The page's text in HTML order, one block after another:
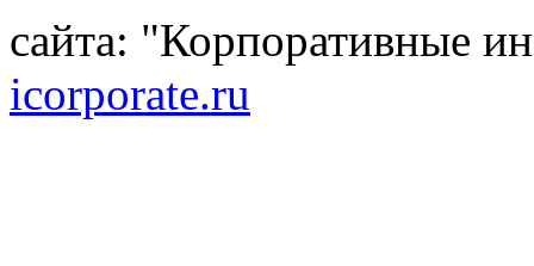
сайта: "Корпоративные
icorporate.ru